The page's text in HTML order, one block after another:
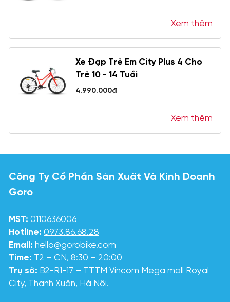
Xem thêm
Xe Đạp Trẻ Em City Plus 4 Cho
Trẻ 10 - 14 Tuổi
4.990.000đ
Xem thêm
Công Ty Cổ Phần Sản Xuất Và Kinh Doanh
Goro
MST: 0110636006
Hotline: 0973.86.68.28
Email: hello@gorobike.com
Time: T2 – CN, 8:30 – 20:00
Trụ sở: B2-R1-17 – TTTM Vincom Mega mall Royal
City, Thanh Xuân, Hà Nội.